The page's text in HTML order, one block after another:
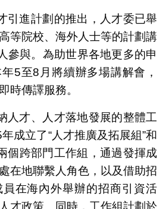
引進計劃的推出，人才委已舉
等院校、海外人士等的計劃講
參與。為助世界各地更多的申
5至8月將續辦多場講解會，
時傳譯服務。
人才、人才落地發展的整體工
成立了“人才推廣及拓展組”和
個跨部門工作組，通過發揮成
在地聯繫人角色，以及借助招
在海內外舉辦的招商引資活
才政策。同時，工作組計劃於